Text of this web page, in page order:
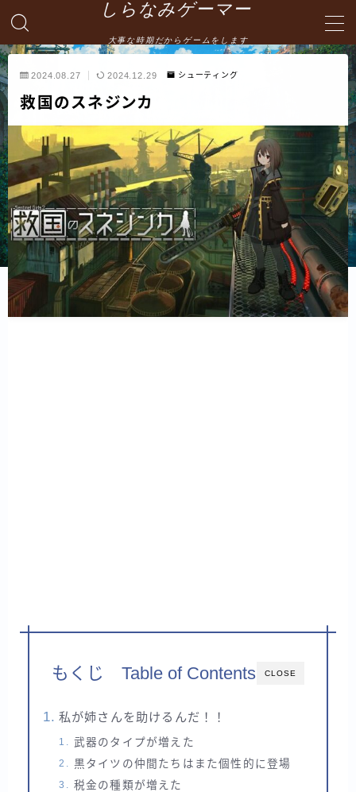
しらなみゲーマー
大事な時期だからゲームをします
MENU
HOME
お問い合わせ
プライバシーポリシー・免責事項
サイトマップ -site map-
2024.08.27 2024.12.29 シューティング
救国のスネジンカ
CLOSE
もくじ Table of Contents
私が姉さんを助けるんだ！！
武器のタイプが増えた
黒タイツの仲間たちはまた個性的に登場
税金の種類が増えた